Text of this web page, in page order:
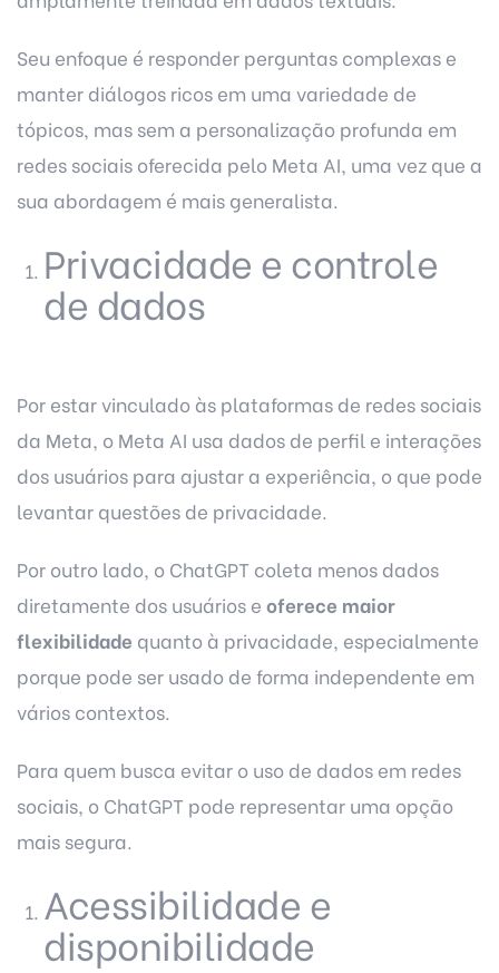
Seu enfoque é responder perguntas complexas e
manter diálogos ricos em uma variedade de
tópicos, mas sem a personalização profunda em
redes sociais oferecida pelo Meta AI, uma vez que a
sua abordagem é mais generalista.
Privacidade e controle
de dados
Por estar vinculado às plataformas de redes sociais
da Meta, o Meta AI usa dados de perfil e interações
dos usuários para ajustar a experiência, o que pode
levantar questões de privacidade.
Por outro lado, o ChatGPT coleta menos dados
diretamente dos usuários e oferece maior
flexibilidade quanto à privacidade, especialmente
porque pode ser usado de forma independente em
vários contextos.
Para quem busca evitar o uso de dados em redes
sociais, o ChatGPT pode representar uma opção
mais segura.
Acessibilidade e
disponibilidade